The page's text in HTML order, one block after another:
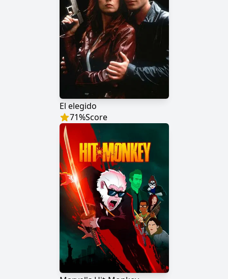
El elegido
71%Score